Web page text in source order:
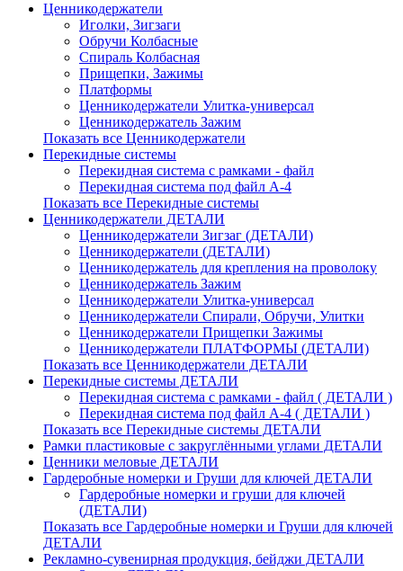
Ценникодержатели
Иголки, Зигзаги
Обручи Колбасные
Cпираль Колбасная
Прищепки, Зажимы
Платформы
Ценникодержатели Улитка-универсал
Ценникодержатель Зажим
Показать все Ценникодержатели
Перекидные системы
Перекидная система с рамками - файл
Перекидная система под файл А-4
Показать все Перекидные системы
Ценникодержатели ДЕТАЛИ
Ценникодержатели Зигзаг (ДЕТАЛИ)
Ценникодержатели (ДЕТАЛИ)
Ценникодержатель для крепления на проволоку
Ценникодержатель Зажим
Ценникодержатели Улитка-универсал
Ценникодержатели Спирали, Обручи, Улитки
Ценникодержатели Прищепки Зажимы
Ценникодержатели ПЛАТФОРМЫ (ДЕТАЛИ)
Показать все Ценникодержатели ДЕТАЛИ
Перекидные системы ДЕТАЛИ
Перекидная система с рамками - файл ( ДЕТАЛИ )
Перекидная система под файл А-4 ( ДЕТАЛИ )
Показать все Перекидные системы ДЕТАЛИ
Рамки пластиковые c закруглёнными углами ДЕТАЛИ
Ценники меловые ДЕТАЛИ
Гардеробные номерки и Груши для ключей ДЕТАЛИ
Гардеробные номерки и груши для ключей
(ДЕТАЛИ)
Показать все Гардеробные номерки и Груши для ключей
ДЕТАЛИ
Рекламно-сувенирная продукция, бейджи ДЕТАЛИ